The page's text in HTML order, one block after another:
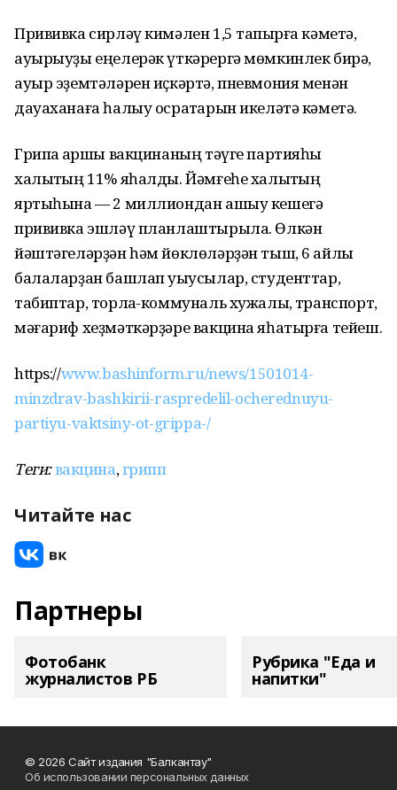
Прививка сирләү кимәлен 1,5 тапҡырға кәметә,
ауырыуҙы еңелерәк үткәрергә мөмкинлек бирә,
ауыр эҙемтәләрен иҫкәртә, пневмония менән
дауаханаға һалыу осраҡтарын икеләтә кәметә.
Грипҡа ҡаршы вакцинаның тәүге партияһы
халыҡтың 11% яһалды. Йәмғеһе халыҡтың
яртыһына — 2 миллиондан ашыу кешегә
прививка эшләү планлаштырыла. Өлкән
йәштәгеләрҙән һәм йөклөләрҙән тыш, 6 айлыҡ
балаларҙан башлап уҡыусылар, студенттар,
табиптар, торлаҡ-коммуналь хужалыҡ, транспорт,
мәғариф хеҙмәткәрҙәре вакцина яһатырға тейеш.
https://www.bashinform.ru/news/1501014-
minzdrav-bashkirii-raspredelil-ocherednuyu-
partiyu-vaktsiny-ot-grippa-/
Теги:вакцина,грипп
Читайте нас
Партнеры
Фотобанк
журналистов РБ
Рубрика "Еда и
напитки"
© 2026 Сайт издания "Балкантау"
Об использовании персональных данных